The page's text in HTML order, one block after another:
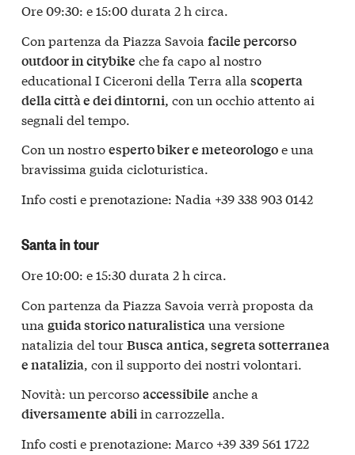
Ore 09:30: e 15:00 durata 2 h circa.
Con partenza da Piazza Savoia facile percorso
outdoor in citybike che fa capo al nostro
educational I Ciceroni della Terra alla scoperta
della città e dei dintorni, con un occhio attento ai
segnali del tempo.
Con un nostroesperto biker e meteorologoe una
bravissima guida cicloturistica.
Info costi e prenotazione: Nadia +39 338 903 0142
Santa in tour
Ore 10:00: e 15:30 durata 2 h circa.
Con partenza da Piazza Savoia verrà proposta da
una guida storico naturalisticauna versione
natalizia del tourBuscaantica, segreta sotterranea
e natalizia, con il supporto dei nostri volontari.
Novità: un percorsoaccessibile anche a
diversamente abiliin carrozzella.
Info costi e prenotazione: Marco +39 339 561 1722